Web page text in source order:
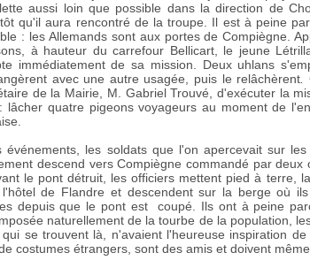
aussi loin que possible dans la direction de
qu'il aura rencontré de la troupe. Il est à peine
: les Allemands sont aux portes de Compiègne.
à hauteur du carrefour Bellicart, le jeune
immédiatement de sa mission. Deux uhlans
avec une autre usagée, puis le relâchèrent
de la Mairie, M. Gabriel Trouvé, d'exécuter la
quatre pigeons voyageurs au moment de
les soldats que l'on apercevait sur
descend vers Compiègne commandé par deux
le pont détruit, les officiers mettent pied à terre,
de Flandre et descendent sur la berge où
depuis que le pont est coupé. Ils ont à peine
naturellement de la tourbe de la population,
se trouvent là, n'avaient l'heureuse inspiration
costumes étrangers, sont des amis et doivent même